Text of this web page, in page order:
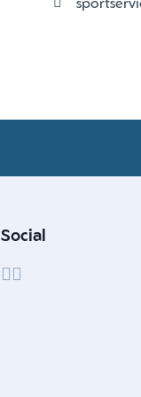
Social